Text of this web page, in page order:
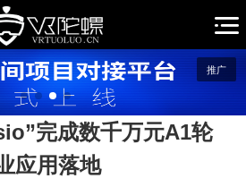
推广
完成数千万元A1轮
应用落地